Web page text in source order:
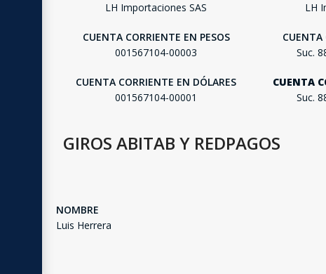
LH Importaciones SAS
CUENTA CORRIENTE EN PESOS
001567104-00003
CUENTA CORRIENTE EN DÓLARES
001567104-00001
LH
CUENTA
Suc.
CUENTA
Suc.
GIROS ABITAB Y REDPAGOS
NOMBRE
Luis Herrera